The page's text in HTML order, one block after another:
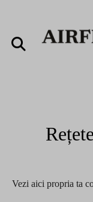
Vezi aici propria ta